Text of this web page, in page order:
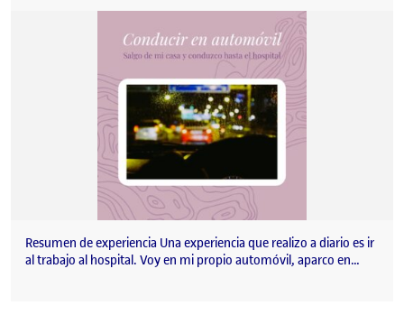
Resumen de experiencia Una experiencia que realizo a diario es ir
al trabajo al hospital. Voy en mi propio automóvil, aparco en…